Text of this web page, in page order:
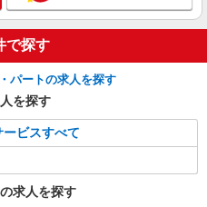
で探す
パートの求人を探す
を探す
ービスすべて
求人を探す